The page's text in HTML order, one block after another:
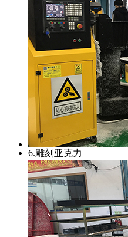
6.雕刻亚克力